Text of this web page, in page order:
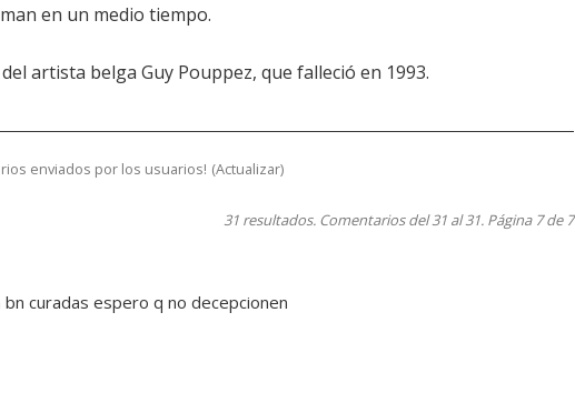
en un medio tiempo.
artista belga Guy Pouppez, que falleció en 1993.
enviados por los usuarios! (Actualizar)
31 resultados. Comentarios del 31 al 31. Página 7 de 7
curadas espero q no decepcionen